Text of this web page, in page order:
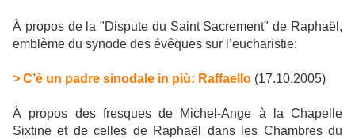
À propos de la "Dispute du Saint Sacrement" de Raphaël,
emblème du synode des évêques sur l’eucharistie:
> C’è un padre sinodale in più: Raffaello (17.10.2005)
À propos des fresques de Michel-Ange à la Chapelle
Sixtine et de celles de Raphaël dans les Chambres du